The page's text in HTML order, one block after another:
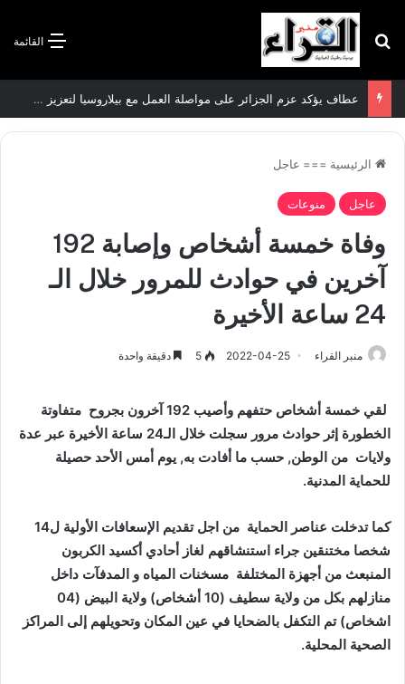
القائمة بحث عن
عطاف يؤكد عزم الجزائر على مواصلة العمل مع بيلاروسيا لتعزيز العلاقات الثنائية
الرئيسية === عاجل
عاجل منوعات
وفاة خمسة أشخاص وإصابة 192
آخرين في حوادث للمرور خلال الـ
24 ساعة الأخيرة
منبر القراء 2022-04-25
5 دقيقة واحدة
لقي خمسة أشخاص حتفهم وأصيب 192 آخرون بجروح متفاوتة
الخطورة إثر حوادث مرور سجلت خلال الـ24 ساعة الأخيرة عبر عدة
ولايات من الوطن, حسب ما أفادت به, يوم أمس الأحد حصيلة
للحماية المدنية.
كما تدخلت عناصر الحماية من اجل تقديم الإسعافات الأولية ل14
شخصا مختنقين جراء استنشاقهم لغاز أحادي أكسيد الكربون
المنبعث من أجهزة المختلفة مسخنات المياه و المدفآت داخل
منازلهم بكل من ولاية سطيف (10 أشخاص) ولاية البيض (04
اشخاص) تم التكفل بالضحايا في عين المكان وتحويلهم إلى المراكز
الصحية المحلية.